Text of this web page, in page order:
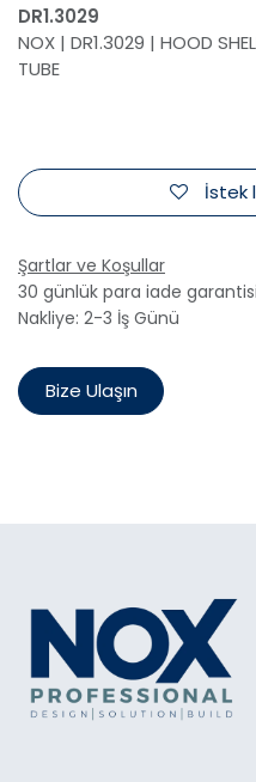
DR1.3029
NOX | DR1.3029 | HOOD
TUBE
İstek
Şartlar ve Koşullar
30 günlük para iade garantisi
Nakliye: 2-3 İş Günü
Bize Ulaşın